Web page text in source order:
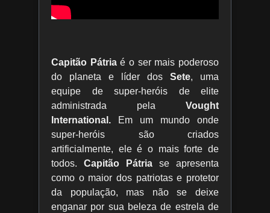
Capitão Pátriaé o ser mais poderoso
do planeta e líder dos Sete, uma
equipe de super-heróis de elite
administrada pela Vought
International. Em um mundo onde
super-heróis são criados
artificialmente, ele é o mais forte de
todos. Capitão Pátria se apresenta
como o maior dos patriotas e protetor
da população, mas não se deixe
enganar por sua beleza de estrela de